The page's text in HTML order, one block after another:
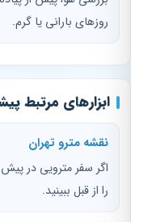
روزهای بارانی یا گرم.
ابزارهای مرتبط
نقشه مترو تهران
اگر سفر مترویی در پیش
را از قبل ببینید.